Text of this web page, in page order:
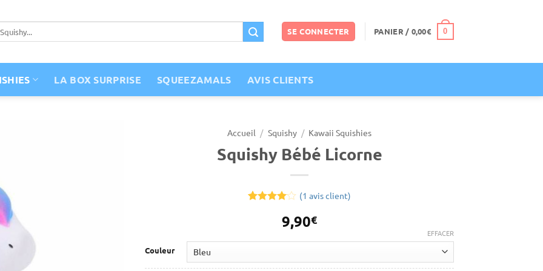
SE CONNECTER PANIER / 0,00€ 0
LA BOX SURPRISE SQUEEZAMALS AVIS CLIENTS
Accueil / Squishy / Kawaii Squishies
Squishy Bébé Licorne
(1 avis client)
9,90€
Couleur
EFFACER
Alternative: